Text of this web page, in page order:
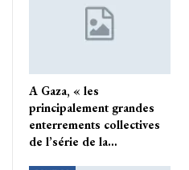
A Gaza, « les
principalement grandes
enterrements collectives
de l’série de la…